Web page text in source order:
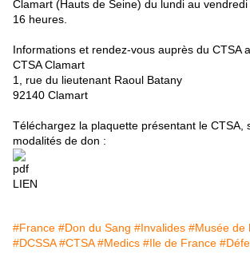
Clamart (Hauts de Seine) du lundi au
16 heures.
Informations et rendez-vous auprès du CTSA
CTSA Clamart
1, rue du lieutenant Raoul Batany
92140 Clamart
Téléchargez la plaquette présentant le CTSA,
modalités de don :
LIEN
#France #Don du Sang #Invalides #Musée de
#DCSSA #CTSA #Medics #Ile de France